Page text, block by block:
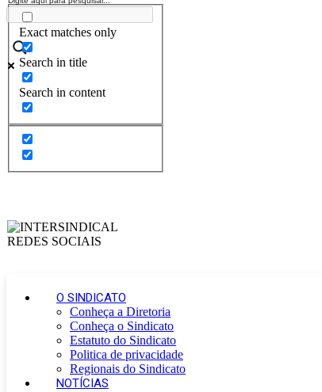
Exact matches only
Search in title
Search in content
O SINDICATO
Conheça a Diretoria
Conheça o Sindicato
Estatuto do Sindicato
Politica de privacidade
Regionais do Sindicato
NOTÍCIAS